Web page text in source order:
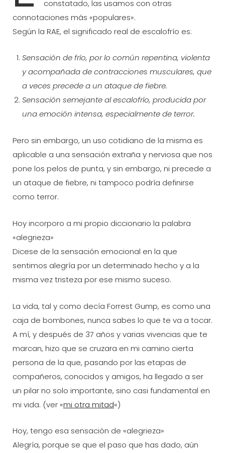
constatado, las usamos con otras
connotaciones más «populares».
Según la RAE, el significado real de escalofrío es:
Sensación de frío, por lo común repentina, violenta
y acompañada de contracciones musculares, que
a veces precede a un ataque de fiebre.
Sensación semejante al escalofrío, producida por
una emoción intensa, especialmente de terror.
Pero sin embargo, un uso cotidiano de la misma es
aplicable a una sensación extraña y nerviosa que nos
pone los pelos de punta, y sin embargo, ni precede a
un ataque de fiebre, ni tampoco podría definirse
como terror.
Hoy incorporo a mi propio diccionario la palabra
«alegrieza»
Dicese de la sensación emocional en la que
sentimos alegría por un determinado hecho y a la
misma vez tristeza por ese mismo suceso.
La vida, tal y como decía Forrest Gump, es como una
caja de bombones, nunca sabes lo que te va a tocar.
A mí, y después de 37 años y varias vivencias que te
marcan, hizo que se cruzara en mi camino cierta
persona de la que, pasando por las etapas de
compañeros, conocidos y amigos, ha llegado a ser
un pilar no solo importante, sino casi fundamental en
mi vida. (ver «mi otra mitad«)
Hoy, tengo esa sensación de «alegrieza»
Alegría, porque se que el paso que has dado, aún